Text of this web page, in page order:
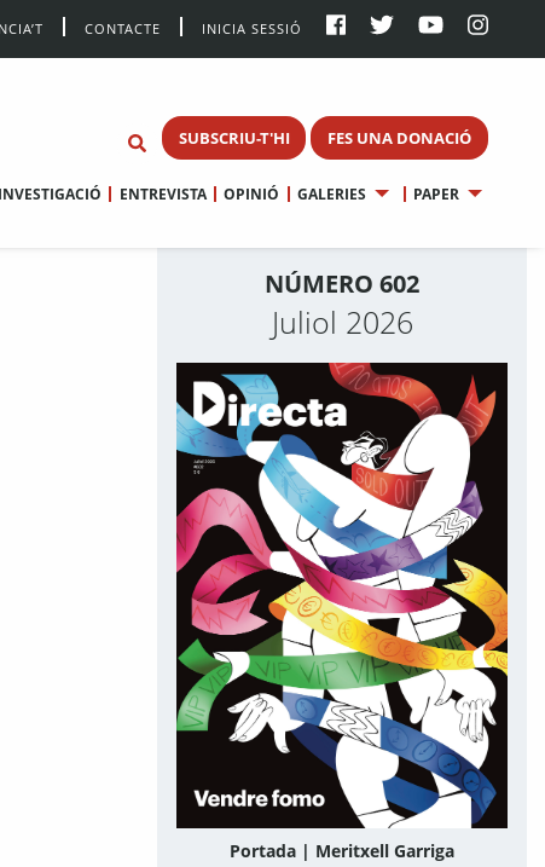
CONTACTE INICIA SESSIÓ
SUBSCRIU-T'HI FES UNA DONACIÓ
INVESTIGACIÓ ENTREVISTA OPINIÓ GALERIES PAPER
NÚMERO 602
Juliol 2026
Portada | Meritxell Garriga